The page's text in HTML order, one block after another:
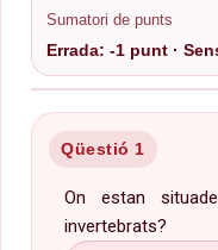
Sumatori de punts
Errada: -1 punt ·
Qüestió 1
On estan
invertebrats?
base de les